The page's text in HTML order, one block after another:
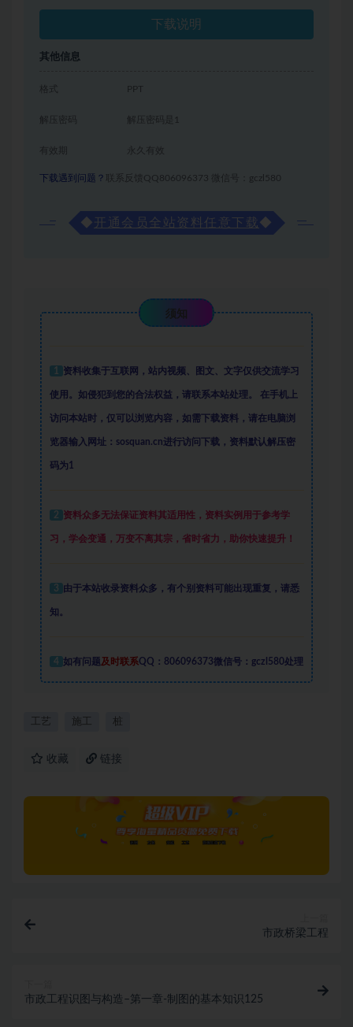
下载说明
其他信息
格式 PPT
解压密码是1
有效期 永久有效
下载遇到问题？ 联系反馈QQ806096373 微信号：gczl580
◆ 开通会员全站资料任意下载◆
须知
1 资料收集于互联网 ， 站内视频、图文、文字仅供交流学习
使用。如侵犯到您的合法权益，请联系本站处理。 在手机上
访问本站时，仅可以浏览内容，如需下载资料，请在电脑浏
览器输入网址：sosquan.cn进行访问下载， 资料默认解压密
码为1
2 资料众多无法保证资料其适用性，资料实例 用于参考学
习，学会变通，万变不离其宗，省时省力，助你快速提升！
3 由于本站收录资料众多，有个别资料可能出现重复，请悉
知。
4 如有问题及时联系QQ：806096373微信号：gczl580处理
工艺 施工 桩
收藏 链接
市政桥梁工程
市政工程识图与构造–第一章-制图的基本知识125